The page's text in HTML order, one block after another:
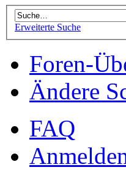
Erweiterte Suche
Foren-
Ändere
FAQ